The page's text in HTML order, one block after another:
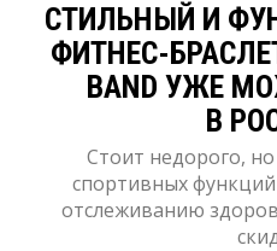
СТИЛЬНЫЙ И
ФИТНЕС-БРАСЛЕТ
BAND УЖЕ
В
Стоит недорого,
спортивных
отслеживанию